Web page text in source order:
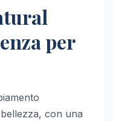
per
con una